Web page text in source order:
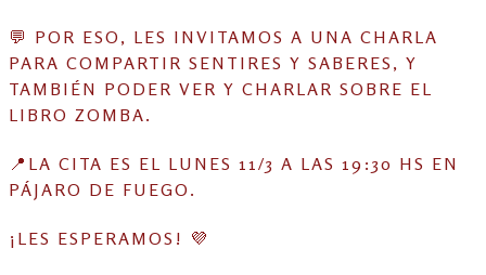
💬 POR ESO, LES INVITAMOS A UNA CHARLA
PARA COMPARTIR SENTIRES Y SABERES, Y
TAMBIÉN PODER VER Y CHARLAR SOBRE EL
LIBRO ZOMBA.
📍LA CITA ES EL LUNES 11/3 A LAS 19:30 HS EN
PÁJARO DE FUEGO.
¡LES ESPERAMOS! 💜